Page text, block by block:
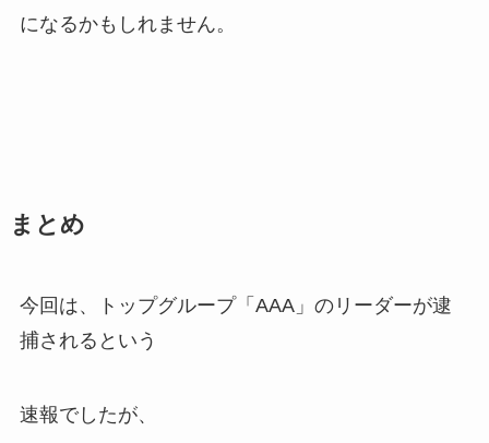
になるかもしれません。
まとめ
今回は、トップグループ「AAA」のリーダーが逮
捕されるという
速報でしたが、